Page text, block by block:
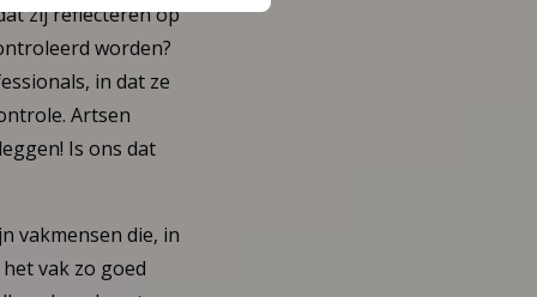
zij reflecteren op
worden?
in dat ze
Artsen
Is ons dat
vakmensen die, in
vak zo goed